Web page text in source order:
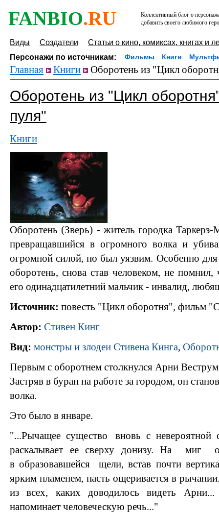
FANBIO.RU
Коллективный блог о
добавить своего любимого
Виды Создатели
Статьи о кино, комиксах, книгах и
Персонажи по источникам:
Фильмы Книги
Главная Книги Оборотень из "Цикл
Оборотень из "Цикл
пуля"
Книги
Оборотень (Зверь) - житель городка
превращавшийся в огромного волка и
огромной силой, но был уязвим. Особенно
оборотень, снова став человеком, не
его одинадцатилетний мальчик - инвалид,
Источник: повесть "Цикл оборотня", фильм
Автор: Стивен Кинг
Вид: монстры и злодеи Стивена Кинга,
Первым с оборотнем столкнулся Арни
Застряв в буран на работе за городом, он
волка.
Это было в январе.
"...Рычащее существо вновь с невероятной
раскалывает ее сверху донизу. На миг
в образовавшейся щели, встав почти
ярким пламенем, пасть ощеривается в
из всех, каких доводилось видеть
напоминает человеческую речь..."